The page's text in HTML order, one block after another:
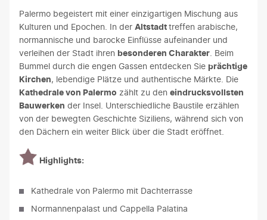
Palermo begeistert mit einer einzigartigen Mischung aus
Kulturen und Epochen. In der Altstadttreffen arabische,
normannische und barocke Einflüsse aufeinander und
verleihen der Stadt ihren besonderen Charakter . Beim
Bummel durch die engen Gassen entdecken Sie prächtige
Kirchen, lebendige Plätze und authentische Märkte. Die
Kathedrale von Palermo zählt zu den eindrucksvollsten
Bauwerken der Insel. Unterschiedliche Baustile erzählen
von der bewegten Geschichte Siziliens, während sich von
den Dächern ein weiter Blick über die Stadt eröffnet.
Highlights:
Kathedrale von Palermo mit Dachterrasse
Normannenpalast und Cappella Palatina